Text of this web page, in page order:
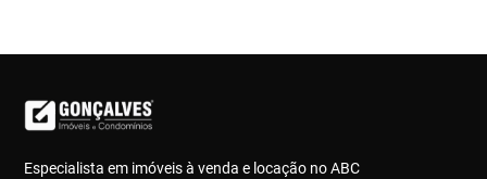
Especialista em imóveis à venda e locação no ABC